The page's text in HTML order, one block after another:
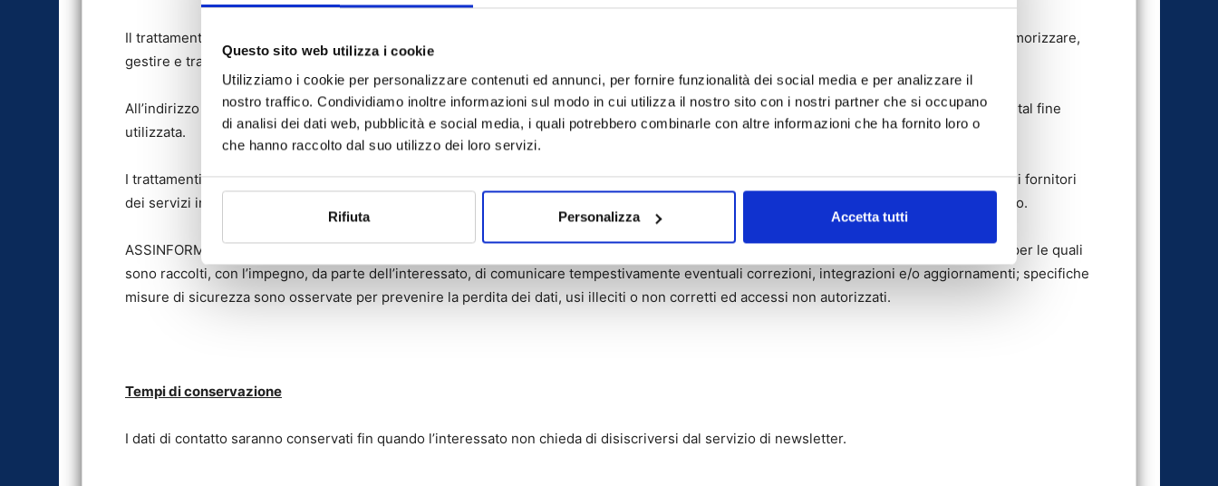
Questo sito web utilizza i cookie
Utilizziamo i cookie per personalizzare contenuti ed annunci, per fornire funzionalità dei social media e per analizzare il
nostro traffico. Condividiamo inoltre informazioni sul modo in cui utilizza il nostro sito con i nostri partner che si occupano
di analisi dei dati web, pubblicità e social media, i quali potrebbero combinarle con altre informazioni che ha fornito loro o
che hanno raccolto dal suo utilizzo dei loro servizi.
Rifiuta Personalizza Accetta tutti
Il trattamento dei dati personali sarà effettuato mediante idonee procedure manuali, informatiche e telematiche attraverso sistemi atti a memorizzare,
gestire e trasmettere i dati, con logiche e modalità tali da garantirne la sicurezza e la riservatezza.
All’indirizzo https://academy.mailup.it/gdpr-impegno-di-mailup/ sono consultabili le modalità di gestione privacy della piattaforma Mail Up a tal fine
utilizzata.
I trattamenti dei dati hanno luogo anche presso la sede di ASSINFORM / DAL CIN EDITORE SRL e presso le sedi ove sono ubicati i server dei fornitori
dei servizi informatici i cui dati identificativi sono disponibili a richiesta secondo le modalità espresse nel paragrafo dei diritti dell’interessato.
ASSINFORM / DAL CIN EDITORE SRL garantisce che i dati trattati saranno sempre pertinenti, completi e non eccedenti rispetto alle finalità per le quali
sono raccolti, con l’impegno, da parte dell’interessato, di comunicare tempestivamente eventuali correzioni, integrazioni e/o aggiornamenti; specifiche
misure di sicurezza sono osservate per prevenire la perdita dei dati, usi illeciti o non corretti ed accessi non autorizzati.
Tempi di conservazione
I dati di contatto saranno conservati fin quando l’interessato non chieda di disiscriversi dal servizio di newsletter.